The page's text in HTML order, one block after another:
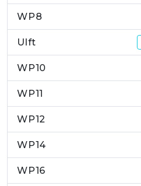
WP8
Ulft
WP10
WP11
WP12
WP14
WP16